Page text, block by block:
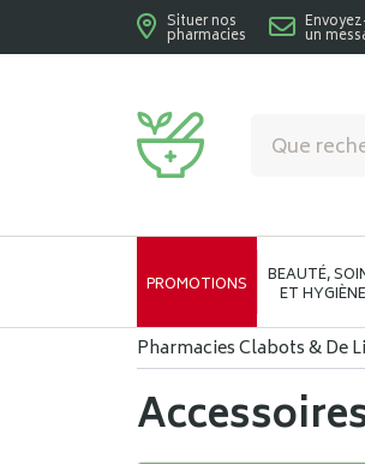
Situer nos
pharmacies un
PROMOTIONS BEAUTÉ,
ET HYGIÈNE
Pharmacies Clabots & De